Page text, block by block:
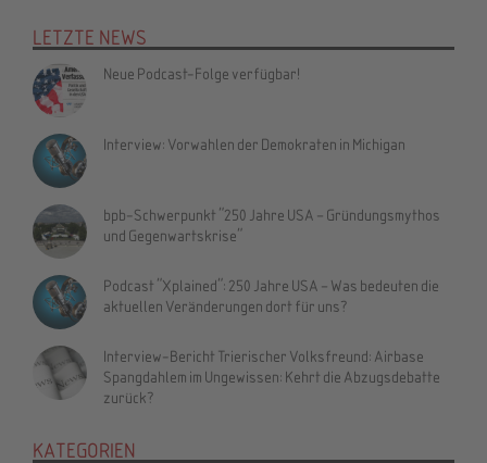
LETZTE NEWS
Neue Podcast-Folge verfügbar!
Interview: Vorwahlen der Demokraten in Michigan
bpb-Schwerpunkt "250 Jahre USA – Gründungsmythos
und Gegenwartskrise"
Podcast "Xplained": 250 Jahre USA – Was bedeuten die
aktuellen Veränderungen dort für uns?
Interview-Bericht Trierischer Volksfreund: Airbase
Spangdahlem im Ungewissen: Kehrt die Abzugsdebatte
zurück?
KATEGORIEN